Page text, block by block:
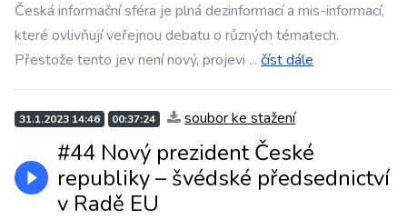
Česká informační sféra je plná dezinformací a mis-informací,
které ovlivňují veřejnou debatu o různých tématech.
Přestože tento jev není nový, projevi ... číst dále
31.1.2023 14:46 00:37:24 soubor ke stažení
#44 Nový prezident České
republiky – švédské předsednictví
v Radě EU